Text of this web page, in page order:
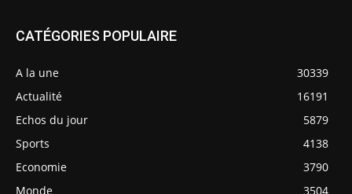
CATÉGORIES POPULAIRE
A la une
30339
Actualité
16191
Echos du jour
5879
Sports
4138
Economie
3790
Monde
3504